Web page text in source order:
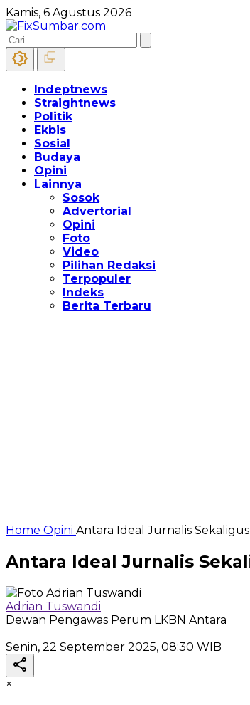
Kamis, 6 Agustus 2026
Indeptnews
Straightnews
Politik
Ekbis
Sosial
Budaya
Opini
Lainnya
Sosok
Advertorial
Opini
Foto
Video
Pilihan Redaksi
Terpopuler
Indeks
Berita Terbaru
Home Opini Antara Ideal Jurnalis
Antara Ideal Jurnalis
Adrian Tuswandi
Dewan Pengawas Perum LKBN Antara
Senin, 22 September 2025, 08:30 WIB
×